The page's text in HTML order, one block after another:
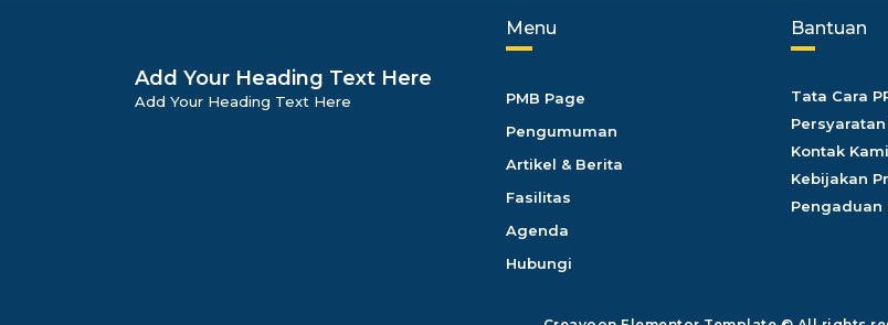
Add Your Heading Text Here
Add Your Heading Text Here
Menu
PMB Page
Pengumuman
Artikel & Berita
Fasilitas
Agenda
Hubungi
Bantuan
Tata Cara
Persyaratan
Kontak Kami
Kebijakan
Pengaduan